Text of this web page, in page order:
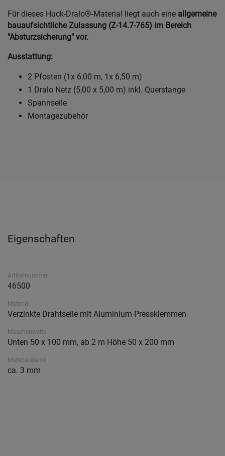
Für dieses Huck-Dralo®-Material liegt auch eine allgemeine
bauaufsichtliche Zulassung (Z-14.7-765) im Bereich
"Absturzsicherung" vor.
Ausstattung:
2 Pfosten (1x 6,00 m, 1x 6,50 m)
1 Dralo Netz (5,00 x 5,00 m) inkl. Querstange
Spannseile
Montagezubehör
Eigenschaften
Artikelnummer
46500
Material
Verzinkte Drahtseile mit Aluminium Pressklemmen
Maschenweite
Unten 50 x 100 mm, ab 2 m Höhe 50 x 200 mm
Materialstärke
ca. 3 mm